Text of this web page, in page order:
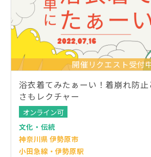
開催リクエスト受付
浴衣着てみたぁーい！着崩れ防
さもレクチャー
オンライン可
文化・伝統
神奈川県 伊勢原市
小田急線・伊勢原駅